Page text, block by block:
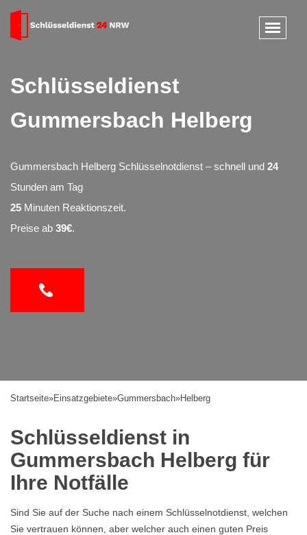
Schlüsseldienst
Gummersbach Helberg
Gummersbach Helberg Schlüsselnotdienst – schnell und 24
Stunden am Tag
25 Minuten Reaktionszeit.
Preise ab 39€.
Startseite»Einsatzgebiete»Gummersbach»Helberg
Schlüsseldienst in
Gummersbach Helberg für
Ihre Notfälle
Sind Sie auf der Suche nach einem Schlüsselnotdienst, welchen
Sie vertrauen können, aber welcher auch einen guten Preis